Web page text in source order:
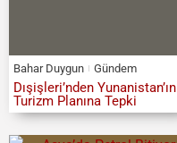
Bahar Duygun Gündem
Dışişleri’nden Yunanistan’ın
Turizm Planına Tepki